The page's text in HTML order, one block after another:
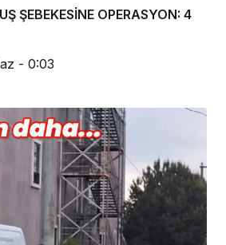
ŞEBEKESİNE OPERASYON: 4
- 0:03